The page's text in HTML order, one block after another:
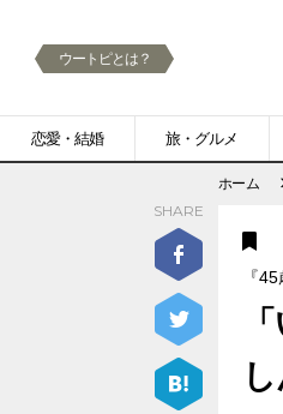
恋愛・結婚 旅・グルメ
ウートピとは？
ホーム
『
SHARE